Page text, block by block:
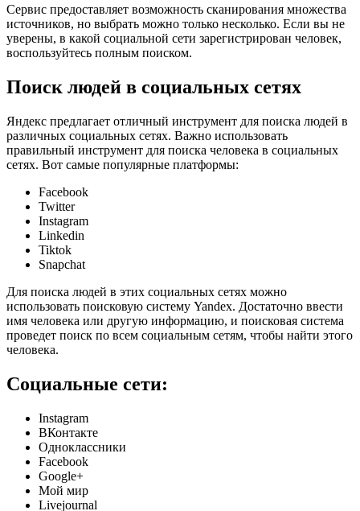
Сервис предоставляет возможность сканирования множества
источников, но выбрать можно только несколько. Если вы не
уверены, в какой социальной сети зарегистрирован человек,
воспользуйтесь полным поиском.
Поиск людей в социальных сетях
Яндекс предлагает отличный инструмент для поиска людей в
различных социальных сетях. Важно использовать
правильный инструмент для поиска человека в социальных
сетях. Вот самые популярные платформы:
Facebook
Twitter
Instagram
Linkedin
Tiktok
Snapchat
Для поиска людей в этих социальных сетях можно
использовать поисковую систему Yandex. Достаточно ввести
имя человека или другую информацию, и поисковая система
проведет поиск по всем социальным сетям, чтобы найти этого
человека.
Социальные сети:
Instagram
ВКонтакте
Одноклассники
Facebook
Google+
Мой мир
Livejournal